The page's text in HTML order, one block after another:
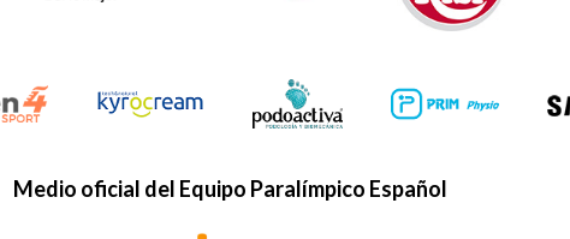
Medio oficial del Equipo Paralímpico Español